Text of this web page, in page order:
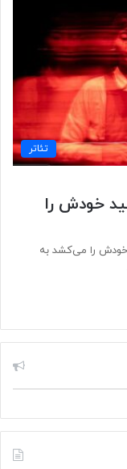
تئاتر
خودش را
خودش را می‌کشد به